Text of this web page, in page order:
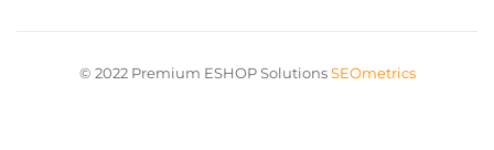
© 2022 Premium ESHOP SolutionsSEOmetrics